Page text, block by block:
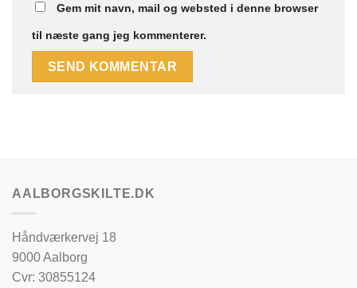
Gem mit navn, mail og websted i denne browser
til næste gang jeg kommenterer.
AALBORGSKILTE.DK
Håndværkervej 18
9000 Aalborg
Cvr: 30855124